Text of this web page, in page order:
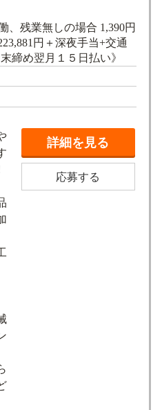
、残業無しの場合 1,390円
円＋深夜手当+交通
締め翌月１５日払い》
詳細を見る
応募する